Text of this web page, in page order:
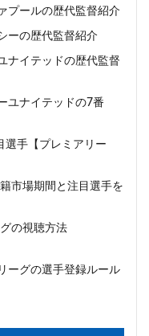
プールの歴代監督紹介
ーの歴代監督紹介
ナイテッドの歴代監督
ユナイテッドの7番
選手【プレミアリー
市場期間と注目選手を
の視聴方法
ーグの選手登録ルール